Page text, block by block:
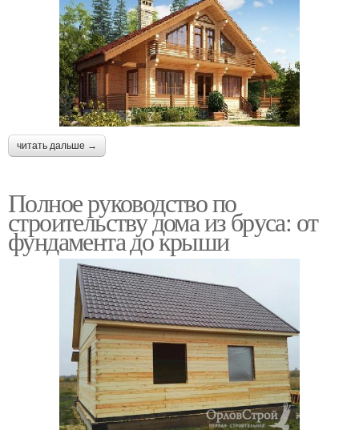
читать дальше →
Полное руководство по
строительству дома из бруса: от
фундамента до крыши